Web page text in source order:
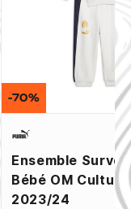
Ensemble
Bébé OM
2023/24
-70%